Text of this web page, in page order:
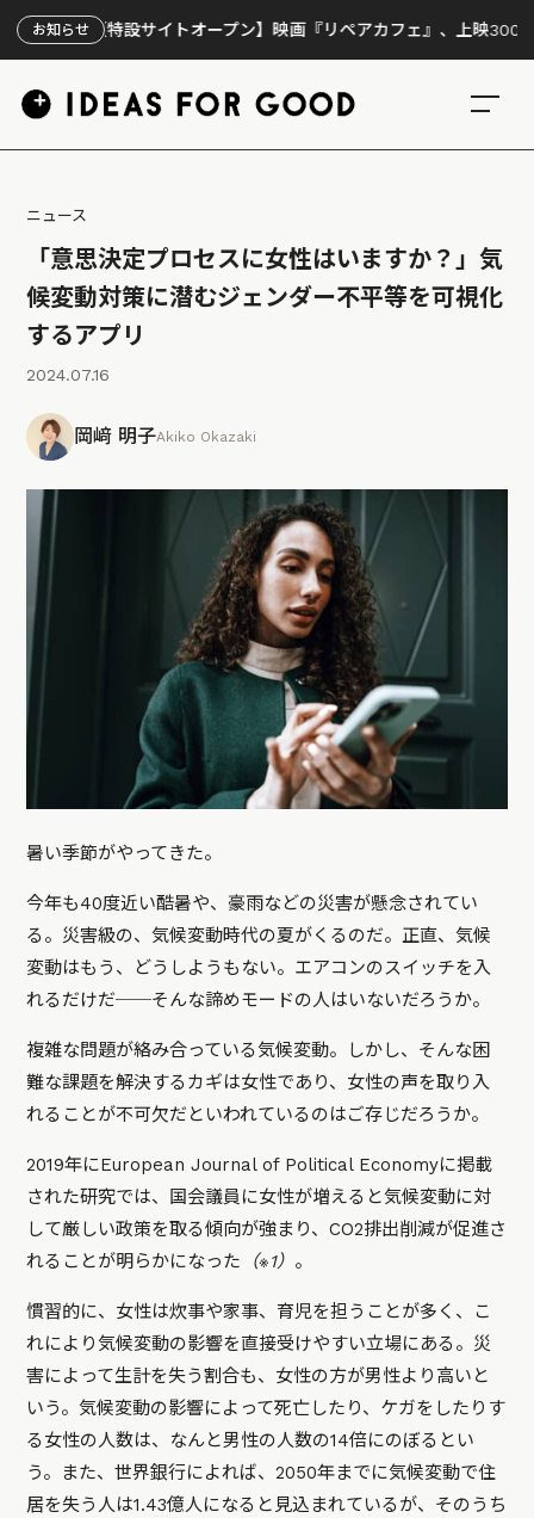
お知らせ
【特設サイトオープン】映画『リペアカフェ』、上映300回の先で
ニュース
「意思決定プロセスに女性はいますか？」気
候変動対策に潜むジェンダー不平等を可視化
するアプリ
2024.07.16
岡﨑 明子Akiko Okazaki
暑い季節がやってきた。
今年も40度近い酷暑や、豪雨などの災害が懸念されてい
る。災害級の、気候変動時代の夏がくるのだ。正直、気候
変動はもう、どうしようもない。エアコンのスイッチを入
れるだけだ──そんな諦めモードの人はいないだろうか。
複雑な問題が絡み合っている気候変動。しかし、そんな困
難な課題を解決するカギは女性であり、女性の声を取り入
れることが不可欠だといわれているのはご存じだろうか。
2019年にEuropean Journal of Political Economyに掲載
された研究では、国会議員に女性が増えると気候変動に対
して厳しい政策を取る傾向が強まり、CO2排出削減が促進さ
れることが明らかになった （※1） 。
慣習的に、女性は炊事や家事、育児を担うことが多く、こ
れにより気候変動の影響を直接受けやすい立場にある。災
害によって生計を失う割合も、女性の方が男性より高いと
いう。気候変動の影響によって死亡したり、ケガをしたりす
る女性の人数は、なんと男性の人数の14倍にのぼるとい
う。また、世界銀行によれば、2050年までに気候変動で住
居を失う人は1.43億人になると見込まれているが、そのうち